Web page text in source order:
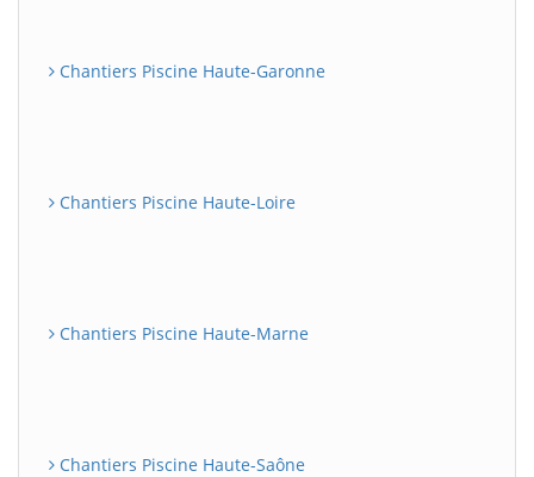
Chantiers Piscine Haute-Garonne
Chantiers Piscine Haute-Loire
Chantiers Piscine Haute-Marne
Chantiers Piscine Haute-Saône